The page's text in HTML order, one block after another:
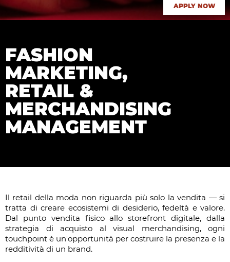
APPLY NOW
FASHION
MARKETING,
RETAIL &
MERCHANDISING
MANAGEMENT
Il retail della moda non riguarda più solo la vendita — si
tratta di creare ecosistemi di desiderio, fedeltà e valore.
Dal punto vendita fisico allo storefront digitale, dalla
strategia di acquisto al visual merchandising, ogni
touchpoint è un'opportunità per costruire la presenza e la
redditività di un brand.